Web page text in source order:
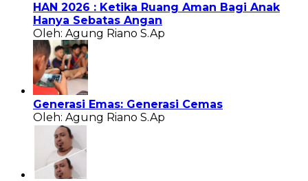
HAN 2026 : Ketika Ruang Aman Bagi Anak
Hanya Sebatas Angan
Oleh: Agung Riano S.Ap
Generasi Emas: Generasi Cemas
Oleh: Agung Riano S.Ap